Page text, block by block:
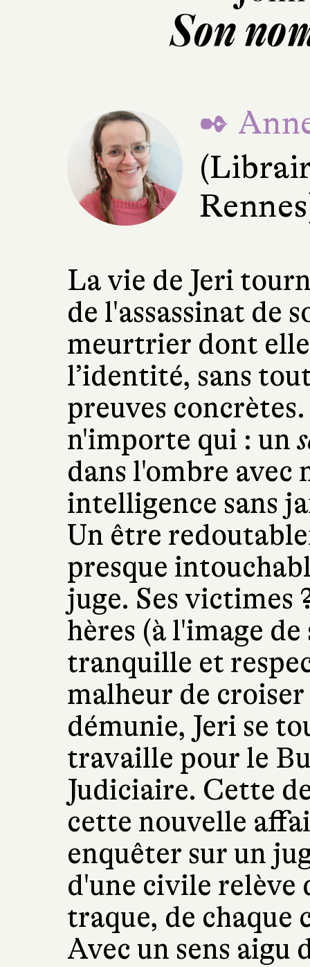
Son
✒
La vie de Jeri
de l'assassinat de
meurtrier dont
l’identité, sans
preuves
n'importe qui : un
dans l'ombre
intelligence sans
Un être
presque
juge. Ses victimes
hères (à l'image
tranquille et
malheur de
démunie, Jeri se
travaille pour le
Judiciaire. Cette
cette nouvelle
enquêter sur un
d'une civile relève
traque, de chaque
Avec un sens aigu